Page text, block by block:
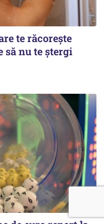
te răcorește
să nu te ștergi